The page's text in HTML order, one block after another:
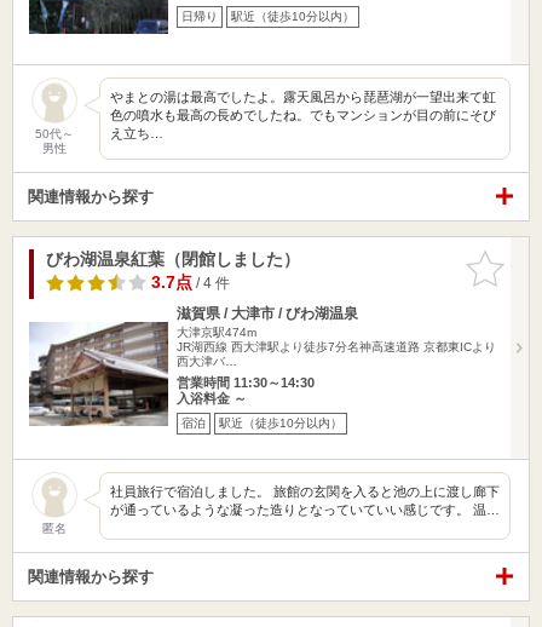
日帰り 駅近（徒歩10分以内）
50代～
男性
やまとの湯は最高でしたよ。露天風呂から琵琶湖が一望出来て虹
色の噴水も最高の長めでしたね。でもマンションが目の前にそび
え立ち…
関連情報から探す
お気に入
りに追加
びわ湖温泉紅葉（閉館しました）
3.7点/ 4 件
滋賀県 / 大津市 / びわ湖温泉
大津京駅474m
JR湖西線 西大津駅より徒歩7分名神高速道路 京都東ICより
西大津バ…
営業時間 11:30～14:30
入浴料金 ～
宿泊 駅近（徒歩10分以内）
匿名
社員旅行で宿泊しました。 旅館の玄関を入ると池の上に渡し廊下
が通っているような凝った造りとなっていていい感じです。 温…
関連情報から探す